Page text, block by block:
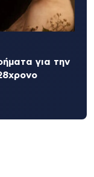
για την